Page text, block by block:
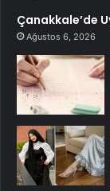
Çanakkale’de
Ağustos 6, 2026